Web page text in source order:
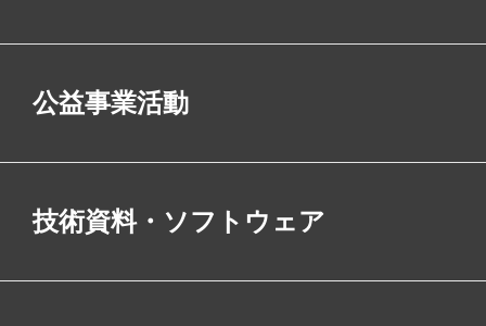
公益事業活動
技術資料・ソフトウェア